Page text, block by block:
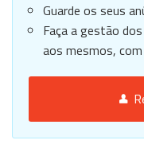
Guarde os seus
Faça a gestão
aos mesmos,